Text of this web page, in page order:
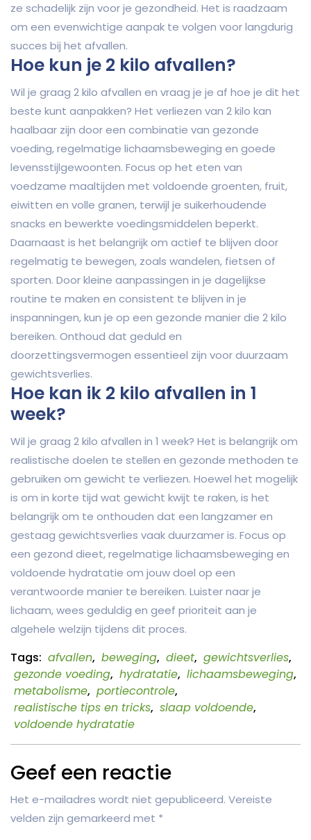
ze schadelijk zijn voor je gezondheid. Het is raadzaam
om een evenwichtige aanpak te volgen voor langdurig
succes bij het afvallen.
Hoe kun je 2 kilo afvallen?
Wil je graag 2 kilo afvallen en vraag je je af hoe je dit het
beste kunt aanpakken? Het verliezen van 2 kilo kan
haalbaar zijn door een combinatie van gezonde
voeding, regelmatige lichaamsbeweging en goede
levensstijlgewoonten. Focus op het eten van
voedzame maaltijden met voldoende groenten, fruit,
eiwitten en volle granen, terwijl je suikerhoudende
snacks en bewerkte voedingsmiddelen beperkt.
Daarnaast is het belangrijk om actief te blijven door
regelmatig te bewegen, zoals wandelen, fietsen of
sporten. Door kleine aanpassingen in je dagelijkse
routine te maken en consistent te blijven in je
inspanningen, kun je op een gezonde manier die 2 kilo
bereiken. Onthoud dat geduld en
doorzettingsvermogen essentieel zijn voor duurzaam
gewichtsverlies.
Hoe kan ik 2 kilo afvallen in 1
week?
Wil je graag 2 kilo afvallen in 1 week? Het is belangrijk om
realistische doelen te stellen en gezonde methoden te
gebruiken om gewicht te verliezen. Hoewel het mogelijk
is om in korte tijd wat gewicht kwijt te raken, is het
belangrijk om te onthouden dat een langzamer en
gestaag gewichtsverlies vaak duurzamer is. Focus op
een gezond dieet, regelmatige lichaamsbeweging en
voldoende hydratatie om jouw doel op een
verantwoorde manier te bereiken. Luister naar je
lichaam, wees geduldig en geef prioriteit aan je
algehele welzijn tijdens dit proces.
Tags: afvallen, beweging, dieet, gewichtsverlies,
gezonde voeding, hydratatie, lichaamsbeweging,
metabolisme, portiecontrole,
realistische tips en tricks, slaap voldoende,
voldoende hydratatie
Geef een reactie
Het e-mailadres wordt niet gepubliceerd. Vereiste
velden zijn gemarkeerd met *